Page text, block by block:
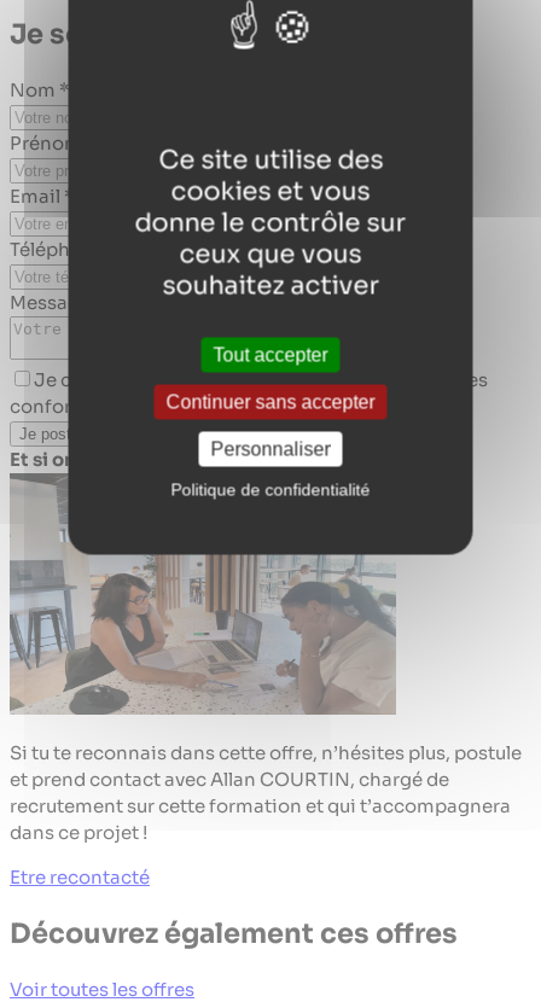
Ce site utilise des
cookies et vous
donne le contrôle sur
ceux que vous
souhaitez activer
Tout accepter
Continuer sans accepter
Personnaliser
Politique de confidentialité
Je souhaite candidater
Nom *
Prénom *
Email *
Téléphone *
Message *
Je consens à ce que mes données soient stockées
conformément à la politique de confidentialité.
Et si on discutait ?
Si tu te reconnais dans cette offre, n’hésites plus, postule
et prend contact avec Allan COURTIN, chargé de
recrutement sur cette formation et qui t’accompagnera
dans ce projet !
Etre recontacté
Découvrez également ces offres
Voir toutes les offres